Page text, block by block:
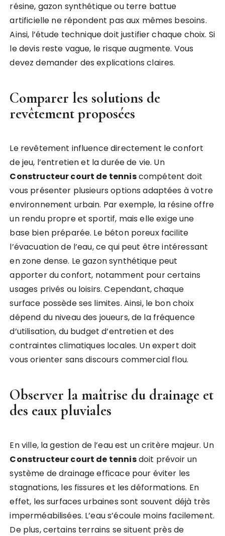
résine, gazon synthétique ou terre battue
artificielle ne répondent pas aux mêmes besoins.
Ainsi, l’étude technique doit justifier chaque choix. Si
le devis reste vague, le risque augmente. Vous
devez demander des explications claires.
Comparer les solutions de
revêtement proposées
Le revêtement influence directement le confort
de jeu, l’entretien et la durée de vie. Un
Constructeur court de tenniscompétent doit
vous présenter plusieurs options adaptées à votre
environnement urbain. Par exemple, la résine offre
un rendu propre et sportif, mais elle exige une
base bien préparée. Le béton poreux facilite
l’évacuation de l’eau, ce qui peut être intéressant
en zone dense. Le gazon synthétique peut
apporter du confort, notamment pour certains
usages privés ou loisirs. Cependant, chaque
surface possède ses limites. Ainsi, le bon choix
dépend du niveau des joueurs, de la fréquence
d’utilisation, du budget d’entretien et des
contraintes climatiques locales. Un expert doit
vous orienter sans discours commercial flou.
Observer la maîtrise du drainage et
des eaux pluviales
En ville, la gestion de l’eau est un critère majeur. Un
Constructeur court de tennisdoit prévoir un
système de drainage efficace pour éviter les
stagnations, les fissures et les déformations. En
effet, les surfaces urbaines sont souvent déjà très
imperméabilisées. L’eau s’écoule moins facilement.
De plus, certains terrains se situent près de